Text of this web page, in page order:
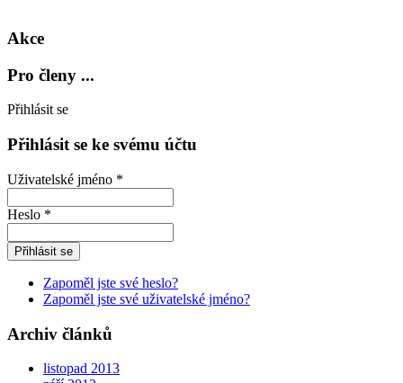
Akce
Pro členy ...
Přihlásit se
Přihlásit se ke svému účtu
Uživatelské jméno *
Heslo *
Zapoměl jste své heslo?
Zapoměl jste své uživatelské jméno?
Archiv článků
listopad 2013